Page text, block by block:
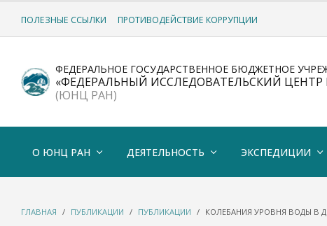
ПОЛЕЗНЫЕ ССЫЛКИ ПРОТИВОДЕЙСТВИЕ КОРРУПЦИИ
ФЕДЕРАЛЬНОЕ ГОСУДАРСТВЕННОЕ БЮДЖЕТНОЕ
«ФЕДЕРАЛЬНЫЙ ИССЛЕДОВАТЕЛЬСКИЙ
(ЮНЦ РАН)
О ЮНЦ РАН ДЕЯТЕЛЬНОСТЬ ЭКСПЕДИЦИИ
ГЛАВНАЯ ПУБЛИКАЦИИ ПУБЛИКАЦИИ КОЛЕБАНИЯ УРОВНЯ ВОДЫ В